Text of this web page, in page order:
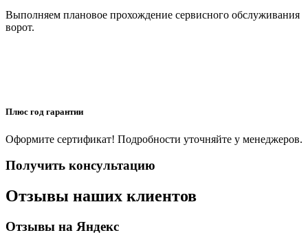
Выполняем плановое прохождение сервисного обслуживания
ворот.
Плюс год гарантии
Оформите сертификат! Подробности уточняйте у менеджеров.
Получить консультацию
Отзывы наших клиентов
Отзывы на Яндекс